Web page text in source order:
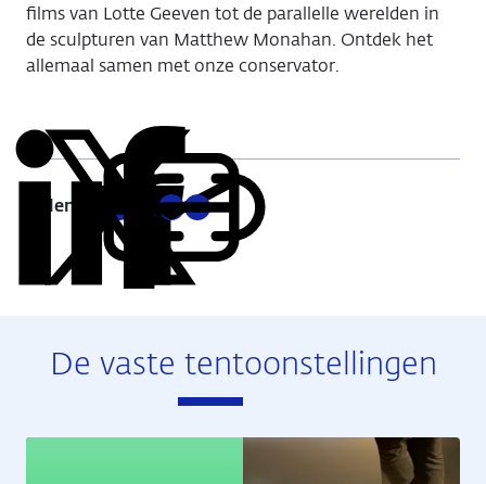
films van Lotte Geeven tot de parallelle werelden in
de sculpturen van Matthew Monahan. Ontdek het
allemaal samen met onze conservator.
Delen:
DeelDeel
via
Deel
Facebook
Deel
via
E-
Kopieer
deze
URL
De vaste tentoonstellingen